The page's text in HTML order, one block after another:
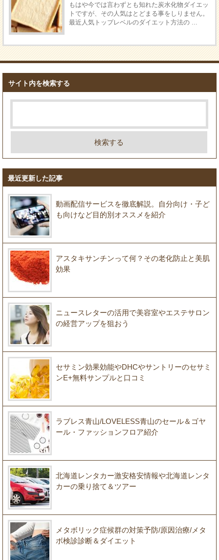
もはや今では言わずとも知れた炭水化物ダイエッ
トですが、その人気はとどまる事をしりません。
最近人気トップレベルのダイエット方法の ...
サイト内を検索する
最近更新した記事
動画配信サービスを徹底解説。自分向け・子ど
も向けなど目的別オススメを紹介
アスタキサンチンって何？その老化防止と美肌
効果
ニュースレターの活用で美容室やエステサロン
の経営アップを狙おう
セサミン効果効能やDHCやサントリーのセサミ
ンE+無料サンプルと口コミ
ラブレス青山/LOVELESS青山のセール＆ゴヤ
ール・ファッションフロア紹介
北海道レンタカー激安格安情報や北海道レンタ
カーの乗り捨て＆ツアー
メタボリック症候群の対策予防/原因治療/メタ
ボ検診診断＆ダイエット